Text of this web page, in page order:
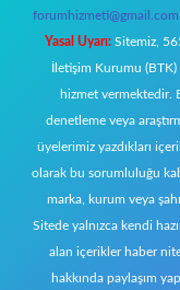
forumhizmeti@gmail.com
Yasal Uyarı: Sitemiz,
İletişim Kurumu (BTK)
hizmet vermektedir.
denetleme veya
üyelerimiz yazdıkları
olarak bu sorumluluğu
marka, kurum veya
Sitede yalnızca kendi
alan içerikler haber
hakkında paylaşım